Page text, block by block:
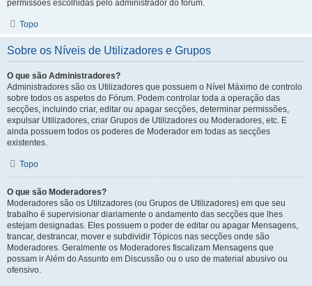
permissões escolhidas pelo administrador do fórum.
Topo
Sobre os Níveis de Utilizadores e Grupos
O que são Administradores?
Administradores são os Utilizadores que possuem o Nível Máximo de controlo
sobre todos os aspetos do Fórum. Podem controlar toda a operação das
secções, incluindo criar, editar ou apagar secções, determinar permissões,
expulsar Utilizadores, criar Grupos de Utilizadores ou Moderadores, etc. E
ainda possuem todos os poderes de Moderador em todas as secções
existentes.
Topo
O que são Moderadores?
Moderadores são os Utilizadores (ou Grupos de Utilizadores) em que seu
trabalho é supervisionar diariamente o andamento das secções que lhes
estejam designadas. Eles possuem o poder de editar ou apagar Mensagens,
trancar, destrancar, mover e subdividir Tópicos nas secções onde são
Moderadores. Geralmente os Moderadores fiscalizam Mensagens que
possam ir Além do Assunto em Discussão ou o uso de material abusivo ou
ofensivo.